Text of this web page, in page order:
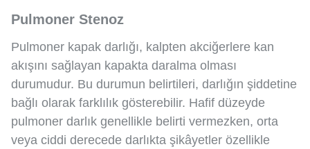
Pulmoner Stenoz
Pulmoner kapak darlığı, kalpten akciğerlere kan
akışını sağlayan kapakta daralma olması
durumudur. Bu durumun belirtileri, darlığın şiddetine
bağlı olarak farklılık gösterebilir. Hafif düzeyde
pulmoner darlık genellikle belirti vermezken, orta
veya ciddi derecede darlıkta şikâyetler özellikle